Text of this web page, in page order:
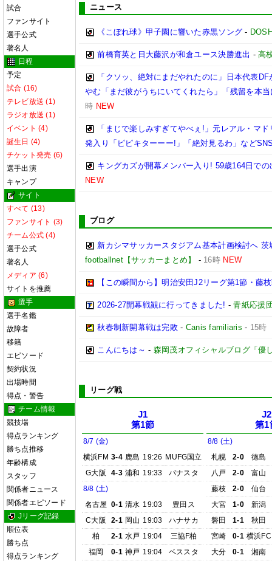
試合
ファンサイト
選手公式
著名人
日程
予定
試合 (16)
テレビ放送 (1)
ラジオ放送 (1)
イベント (4)
誕生日 (4)
チケット発売 (6)
選手出演
キャンプ
サイト
すべて (13)
ファンサイト (3)
チーム公式 (4)
選手公式
著名人
メディア (6)
サイトを推薦
選手
選手名鑑
故障者
移籍
エピソード
契約状況
出場時間
得点・警告
チーム情報
競技場
得点ランキング
勝ち点推移
年齢構成
スタッフ
関係者ニュース
関係者エピソード
Jリーグ記録
順位表
勝ち点
得点ランキング
ニュース
《こぼれ球》甲子園に響いた赤黒ソング -
前橋育英と日大藤沢が和倉ユース決勝進出 -高
「クソッ、絶対にまだやれたのに」日本代表
やむ「まだ彼がうちにいてくれたら」「残留を本
時 NEW
「まじで楽しみすぎてやべぇ!」元レアル・マ
発入り「ピピキターーー!」「絶対見るわ」など
キングカズが開幕メンバー入り! 59歳164日で
NEW
ブログ
新カシマサッカースタジアム基本計画検討へ
footballnet【サッカーまとめ】
- 16時 NEW
【この瞬間から】明治安田J2リーグ第1節・藤
2026-27開幕戦観に行ってきました! -青紙応援
秋春制新開幕戦は完敗- Canis familiaris - 15時
こんにちは～ - 森岡茂オフィシャルブログ「優
リーグ戦
J1
第1節
8/7 (金)
横浜FM 3-4 鹿島 19:26 MUFG国立
G大阪
4-3 浦和 19:33
パナスタ
8/8 (土)
名古屋 0-1 清水 19:03
豊田ス
C大阪
2-1 岡山 19:03
ハナサカ
柏
2-1 水戸 19:04
三協F柏
福岡
0-1 神戸 19:04
ベススタ
J2
第1
8/8 (土)
札幌
2-0
徳島
八戸
2-0
富山
藤枝
2-0
仙台
大宮
1-0
新潟
磐田
1-1
秋田
宮崎
0-1 横浜FC
大分
0-1
湘南